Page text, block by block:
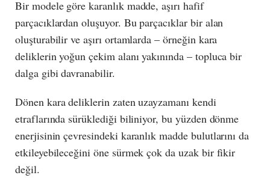
Bir modele göre karanlık madde, aşırı hafif
parçacıklardan oluşuyor. Bu parçacıklar bir alan
oluşturabilir ve aşırı ortamlarda – örneğin kara
deliklerin yoğun çekim alanı yakınında – topluca bir
dalga gibi davranabilir.
Dönen kara deliklerin zaten uzayzamanı kendi
etraflarında sürüklediği biliniyor, bu yüzden dönme
enerjisinin çevresindeki karanlık madde bulutlarını da
etkileyebileceğini öne sürmek çok da uzak bir fikir
değil.